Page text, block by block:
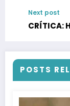
Next post
CRÍTICA:
POSTS